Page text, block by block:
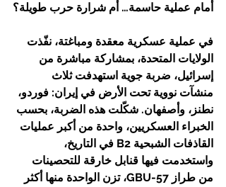
أمام عملية حاسمة… أم شرارة حرب طويلة؟
في عملية عسكرية معقدة ومباغتة، نفّذت
الولايات المتحدة، بمشاركة مباشرة من
إسرائيل، ضربة جوية استهدفت ثلاث
منشآت نووية تحت الأرض في إيران: فوردو،
نطنز، وأصفهان. شكّلت هذه الضربة، بحسب
الخبراء العسكريين، واحدة من أكبر عمليات
القاذفات الشبحية B2 في التاريخ،
واستخدمت فيها قنابل خارقة للتحصينات
من طراز GBU-57، تزن الواحدة منها أكثر